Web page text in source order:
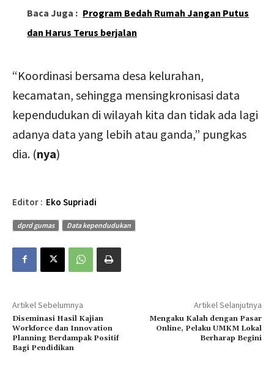
Baca Juga : Program Bedah Rumah Jangan Putus
dan Harus Terus berjalan
“Koordinasi bersama desa kelurahan,
kecamatan, sehingga mensingkronisasi data
kependudukan di wilayah kita dan tidak ada lagi
adanya data yang lebih atau ganda,” pungkas
dia. (nya)
Editor : Eko Supriadi
dprd gumas Data kependudukan
Artikel Sebelumnya
Diseminasi Hasil Kajian
Workforce dan Innovation
Planning Berdampak Positif
Bagi Pendidikan
Artikel Selanjutnya
Mengaku Kalah dengan Pasar
Online, Pelaku UMKM Lokal
Berharap Begini